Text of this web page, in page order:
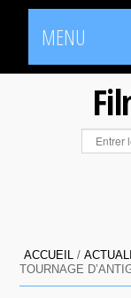
MENU
ACCUEIL /
TOURNAGE